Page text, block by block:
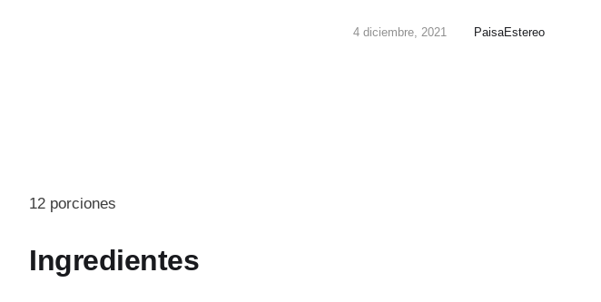
4 diciembre, 2021 PaisaEstereo
12 porciones
Ingredientes